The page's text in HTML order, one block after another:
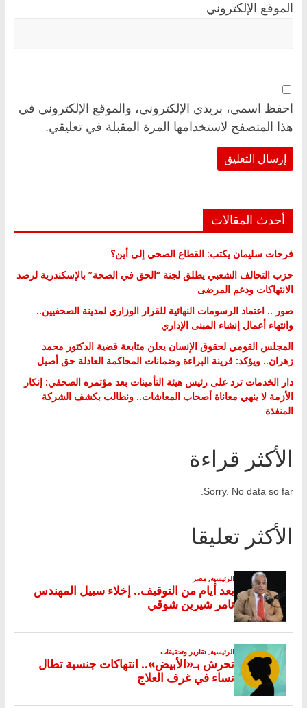
الموقع الإلكتروني
احفظ اسمي، بريدي الإلكتروني، والموقع الإلكتروني في
هذا المتصفح لاستخدامها المرة المقبلة في تعليقي.
أحدث المقالات
فرحات سليمان يكتب: القطاع الصحي إلى أين؟
حزب التحالف الشعبي يطلق لجنة “الحق في الصحة” بالإسكندرية لرصد
الانتهاكات ودعم المرضى
صور .. اعتماد الرسومات النهائية للقرار الوزاري لمدينة الصحفيين..
وانتهاء أعمال إنشاء المبنى الإداري
المجلس القومي لحقوق الإنسان يعلن متابعة قضية الدكتور محمد
زهران.. ويؤكد: قرينة البراءة وضمانات المحاكمة العادلة حق أصيل
دار الخدمات ترد على رئيس هيئة التأمينات بعد مؤتمره الصحفي: إنكار
الأزمة لا ينهي معاناة أصحاب المعاشات.. ونطالب بكشف الشركة
المنفذة
الأكثر قراءة
Sorry. No data so far.
الأكثر تعليقا